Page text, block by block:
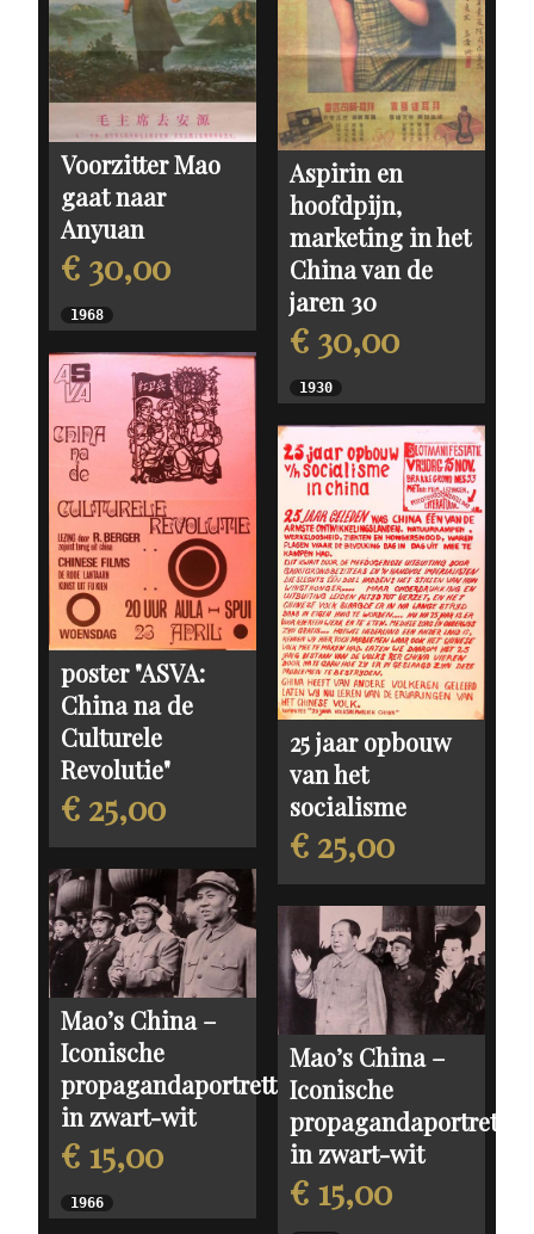
Aspirin en
hoofdpijn,
marketing in het
China van de
jaren 30
€ 30,00
1930
Voorzitter Mao
gaat naar
Anyuan
€ 30,00
1968
poster "ASVA:
China na de
Culturele
Revolutie"
€ 25,00
25 jaar opbouw
van het
socialisme
€ 25,00
Mao’s China –
Iconische
propagandaportretten
in zwart-wit
€ 15,00
1966
Mao’s China –
Iconische
propagandaportretten
in zwart-wit
€ 15,00